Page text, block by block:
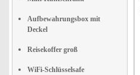
Aufbewahrungsbox mit
Deckel
Reisekoffer groß
WiFi-Schlüsselsafe